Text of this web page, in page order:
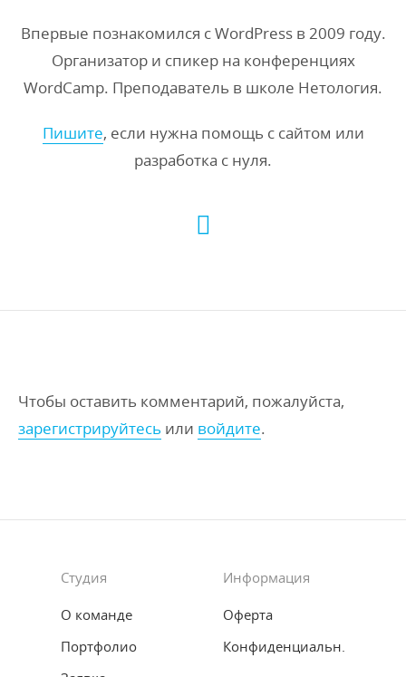
Впервые познакомился с WordPress в 2009 году.
Организатор и спикер на конференциях
WordCamp. Преподаватель в школе Нетология.
Пишите, если нужна помощь с сайтом или
разработка с нуля.
Чтобы оставить комментарий, пожалуйста,
зарегистрируйтесь или войдите.
Студия
О команде
Портфолио
Информация
Оферта
Конфиденциальн.